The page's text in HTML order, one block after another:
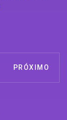
PRÓXIMO